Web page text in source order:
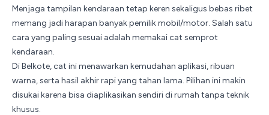
Menjaga tampilan kendaraan tetap keren sekaligus bebas ribet
memang jadi harapan banyak pemilik mobil/motor. Salah satu
cara yang paling sesuai adalah memakai cat semprot
kendaraan.
DiBelkote, cat ini menawarkan kemudahan aplikasi, ribuan
warna, serta hasil akhir rapi yang tahan lama. Pilihan ini makin
disukai karena bisa diaplikasikan sendiri di rumah tanpa teknik
khusus.